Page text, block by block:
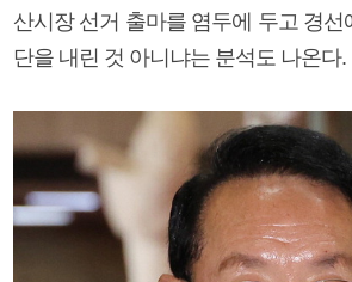
산시장 선거 출마를 염두에 두고 경선
단을 내린 것 아니냐는 분석도 나온다.